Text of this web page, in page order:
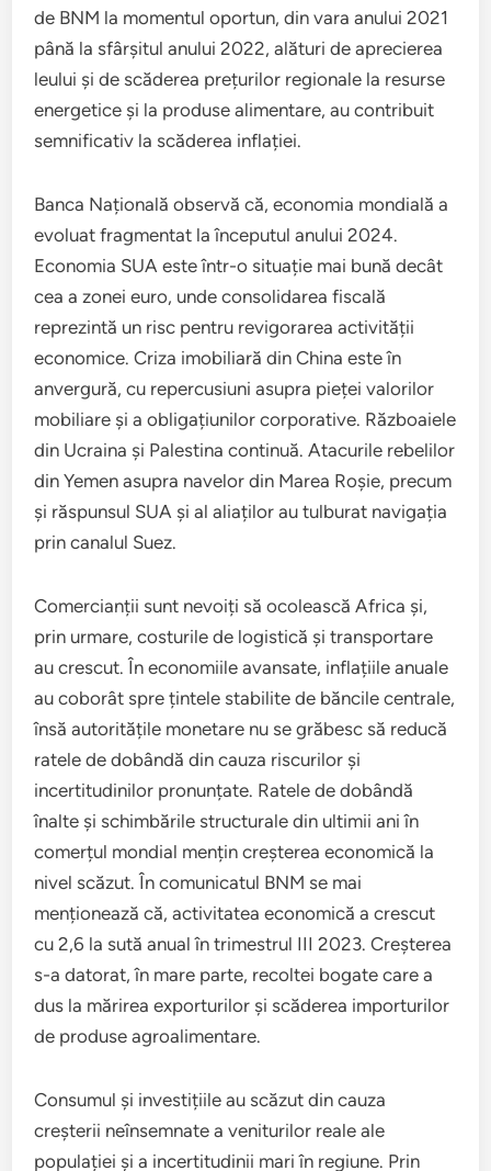
de BNM la momentul oportun, din vara anului 2021
până la sfârșitul anului 2022, alături de aprecierea
leului și de scăderea prețurilor regionale la resurse
energetice și la produse alimentare, au contribuit
semnificativ la scăderea inflației.
Banca Națională observă că, economia mondială a
evoluat fragmentat la începutul anului 2024.
Economia SUA este într-o situație mai bună decât
cea a zonei euro, unde consolidarea fiscală
reprezintă un risc pentru revigorarea activității
economice. Criza imobiliară din China este în
anvergură, cu repercusiuni asupra pieței valorilor
mobiliare și a obligațiunilor corporative. Războaiele
din Ucraina și Palestina continuă. Atacurile rebelilor
din Yemen asupra navelor din Marea Roșie, precum
și răspunsul SUA și al aliaților au tulburat navigația
prin canalul Suez.
Comercianții sunt nevoiți să ocolească Africa și,
prin urmare, costurile de logistică și transportare
au crescut. În economiile avansate, inflațiile anuale
au coborât spre țintele stabilite de băncile centrale,
însă autoritățile monetare nu se grăbesc să reducă
ratele de dobândă din cauza riscurilor și
incertitudinilor pronunțate. Ratele de dobândă
înalte și schimbările structurale din ultimii ani în
comerțul mondial mențin creșterea economică la
nivel scăzut. În comunicatul BNM se mai
menționează că, activitatea economică a crescut
cu 2,6 la sută anual în trimestrul III 2023. Creșterea
s-a datorat, în mare parte, recoltei bogate care a
dus la mărirea exporturilor și scăderea importurilor
de produse agroalimentare.
Consumul și investițiile au scăzut din cauza
creșterii neînsemnate a veniturilor reale ale
populației și a incertitudinii mari în regiune. Prin